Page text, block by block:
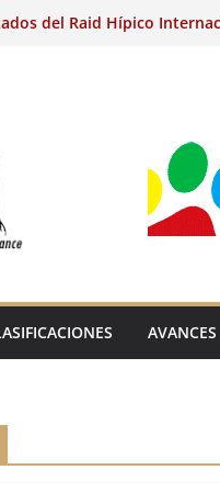
del Raid Hípico
Jóvenes de Raid.
Eladina Kung (Badajoz).
AVANCES